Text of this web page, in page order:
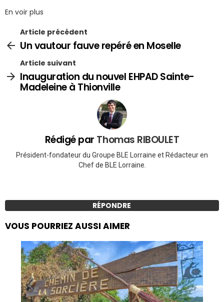
En voir plus
Article précédent
Un vautour fauve repéré en Moselle
Article suivant
Inauguration du nouvel EHPAD Sainte-
Madeleine à Thionville
Rédigé par Thomas RIBOULET
Président-fondateur du Groupe BLE Lorraine et Rédacteur en
Chef de BLE Lorraine.
RÉPONDRE
VOUS POURRIEZ AUSSI AIMER